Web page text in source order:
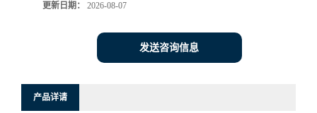
更新日期： 2026-08-07
发送咨询信息
产品详请